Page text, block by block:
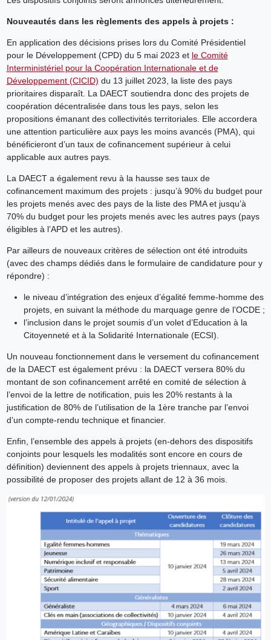
Nouveautés dans les règlements des appels à projets :
En application des décisions prises lors du Comité Présidentiel
pour le Développement (CPD) du 5 mai 2023 et le Comité
Interministériel pour la Coopération Internationale et de
Développement (CICID) du 13 juillet 2023, la liste des pays
prioritaires disparaît. La DAECT soutiendra donc des projets de
coopération décentralisée dans tous les pays, selon les
propositions émanant des collectivités territoriales. Elle accordera
une attention particulière aux pays les moins avancés (PMA), qui
bénéficieront d’un taux de cofinancement supérieur à celui
applicable aux autres pays.
La DAECT a également revu à la hausse ses taux de
cofinancement maximum des projets : jusqu’à 90% du budget pour
les projets menés avec des pays de la liste des PMA et jusqu’à
70% du budget pour les projets menés avec les autres pays (pays
éligibles à l’APD et les autres).
Par ailleurs de nouveaux critères de sélection ont été introduits
(avec des champs dédiés dans le formulaire de candidature pour y
répondre) :
le niveau d’intégration des enjeux d’égalité femme-homme des
projets, en suivant la méthode du marquage genre de l’OCDE ;
l’inclusion dans le projet soumis d’un volet d’Education à la
Citoyenneté et à la Solidarité Internationale (ECSI).
Un nouveau fonctionnement dans le versement du cofinancement
de la DAECT est également prévu : la DAECT versera 80% du
montant de son cofinancement arrêté en comité de sélection à
l’envoi de la lettre de notification, puis les 20% restants à la
justification de 80% de l’utilisation de la 1ère tranche par l’envoi
d’un compte-rendu technique et financier.
Enfin, l’ensemble des appels à projets (en-dehors des dispositifs
conjoints pour lesquels les modalités sont encore en cours de
définition) deviennent des appels à projets triennaux, avec la
possibilité de proposer des projets allant de 12 à 36 mois.